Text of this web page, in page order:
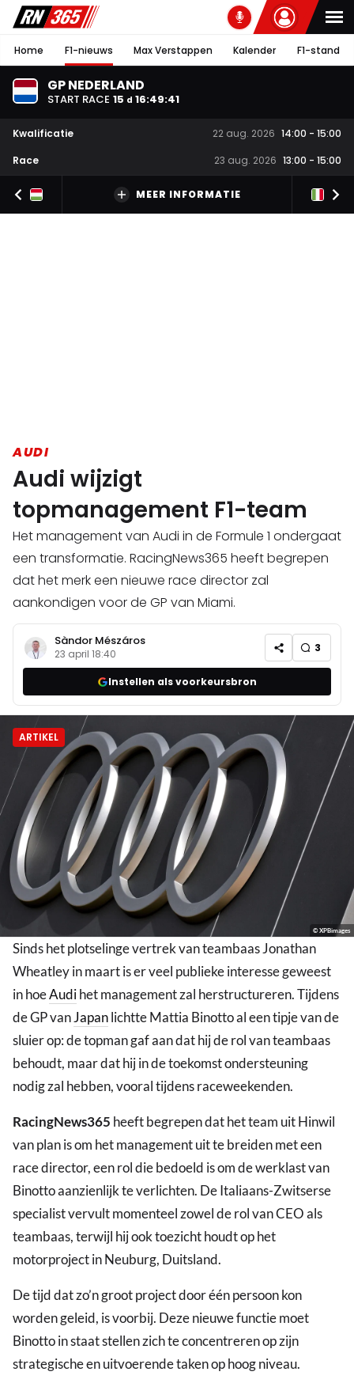
Home F1-nieuws Max Verstappen Kalender F1-stand
GP NEDERLAND
START RACE 15 d 16:49:40
Kwalificatie 22 aug. 2026 14:00 - 15:00
Race
23 aug. 2026 13:00 - 15:00
MEER INFORMATIE
AUDI
Audi wijzigt
topmanagement F1-team
Het management van Audi in de Formule 1 ondergaat
een transformatie. RacingNews365 heeft begrepen
dat het merk een nieuwe race director zal
aankondigen voor de GP van Miami.
Sàndor Mészáros
23 april 18:40 3
Instellen als voorkeursbron
ARTIKEL
© XPBimages
Sinds het plotselinge vertrek van teambaas Jonathan
Wheatley in maart is er veel publieke interesse geweest
in hoeAudihet management zal herstructureren. Tijdens
de GP vanJapanlichtte Mattia Binotto al een tipje van de
sluier op: de topman gaf aan dat hij de rol van teambaas
behoudt, maar dat hij in de toekomst ondersteuning
nodig zal hebben, vooral tijdens raceweekenden.
RacingNews365 heeft begrepen dat het team uit Hinwil
van plan is om het management uit te breiden met een
race director, een rol die bedoeld is om de werklast van
Binotto aanzienlijk te verlichten. De Italiaans-Zwitserse
specialist vervult momenteel zowel de rol van CEO als
teambaas, terwijl hij ook toezicht houdt op het
motorproject in Neuburg, Duitsland.
De tijd dat zo’n groot project door één persoon kon
worden geleid, is voorbij. Deze nieuwe functie moet
Binotto in staat stellen zich te concentreren op zijn
strategische en uitvoerende taken op hoog niveau.